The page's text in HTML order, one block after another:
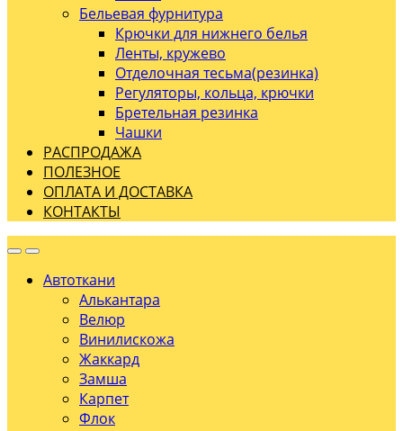
Бельевая фурнитура
Крючки для нижнего белья
Ленты, кружево
Отделочная тесьма(резинка)
Регуляторы, кольца, крючки
Бретельная резинка
Чашки
РАСПРОДАЖА
ПОЛЕЗНОЕ
ОПЛАТА И ДОСТАВКА
КОНТАКТЫ
Автоткани
Алькантара
Велюр
Винилискожа
Жаккард
Замша
Карпет
Флок